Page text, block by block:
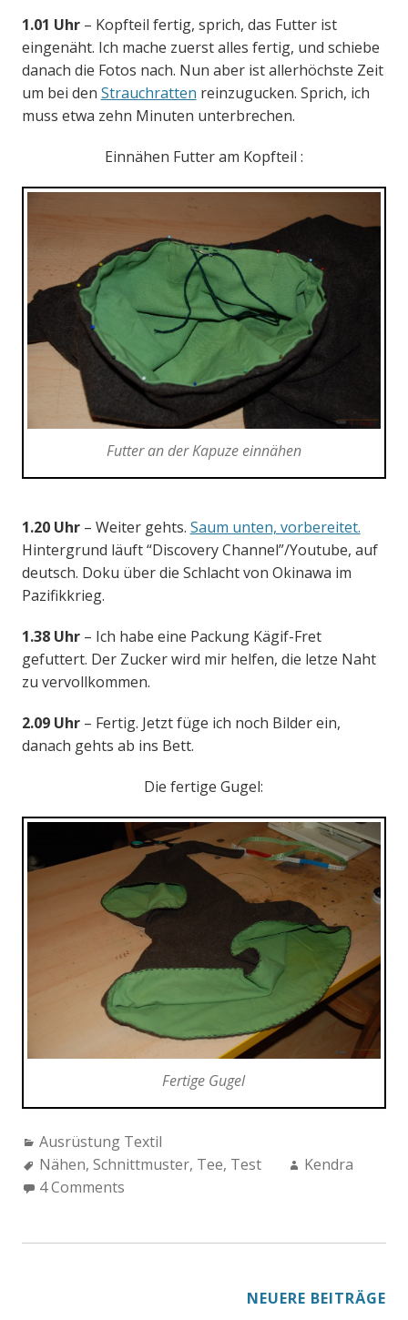
1.01 Uhr– Kopfteil fertig, sprich, das Futter ist
eingenäht. Ich mache zuerst alles fertig, und schiebe
danach die Fotos nach. Nun aber ist allerhöchste Zeit
um bei den Strauchratten reinzugucken. Sprich, ich
muss etwa zehn Minuten unterbrechen.
Einnähen Futter am Kopfteil :
Futter an der Kapuze einnähen
1.20 Uhr– Weiter gehts. Saum unten, vorbereitet.
Hintergrund läuft “Discovery Channel”/Youtube, auf
deutsch. Doku über die Schlacht von Okinawa im
Pazifikkrieg.
1.38 Uhr– Ich habe eine Packung Kägif-Fret
gefuttert. Der Zucker wird mir helfen, die letze Naht
zu vervollkommen.
2.09 Uhr– Fertig. Jetzt füge ich noch Bilder ein,
danach gehts ab ins Bett.
Die fertige Gugel:
Fertige Gugel
Categories:
Ausrüstung Textil
Tags:
Nähen, Schnittmuster, Tee, Test Author:
Kendra
4 Comments
BEITRAGSNAVIGATIONNEUERE BEITRÄGE